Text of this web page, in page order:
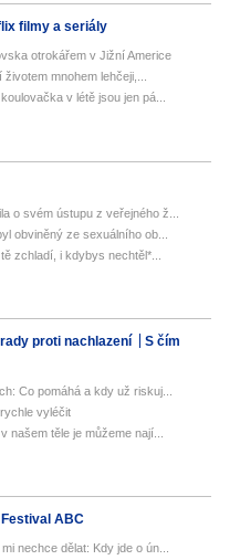
filmy a seriály
otrokářem v Jižní Americe
životem mnohem lehčeji,...
v létě jsou jen pá...
o svém ústupu z veřejného ž...
obviněný ze sexuálního ob...
zchladí, i kdybys nechtěl*...
proti nachlazení
S čím
Co pomáhá a kdy už riskuj...
vyléčit
našem těle je můžeme nají...
Festival ABC
nechce dělat: Kdy jde o ún...